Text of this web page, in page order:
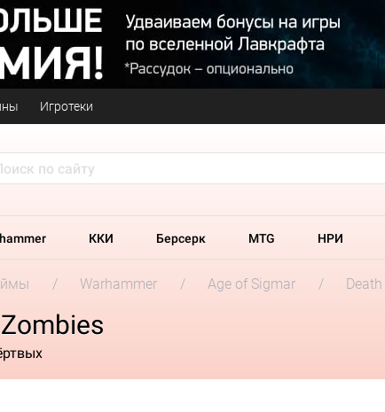
Игротеки
ККИ Берсерк MTG НРИ
Warhammer Age of Sigmar Death